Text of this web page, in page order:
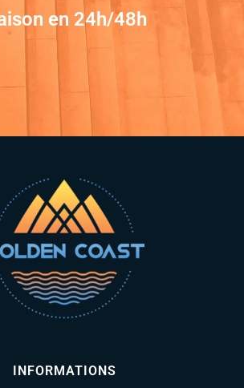
en 24h/48h
INFORMATIONS